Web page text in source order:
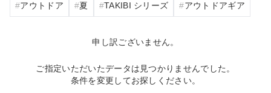
アウトドア 夏 TAKIBI シリーズ アウトドアギア
申し訳ございません。
ご指定いただいたデータは見つかりませんでした。
条件を変更してお探しください。